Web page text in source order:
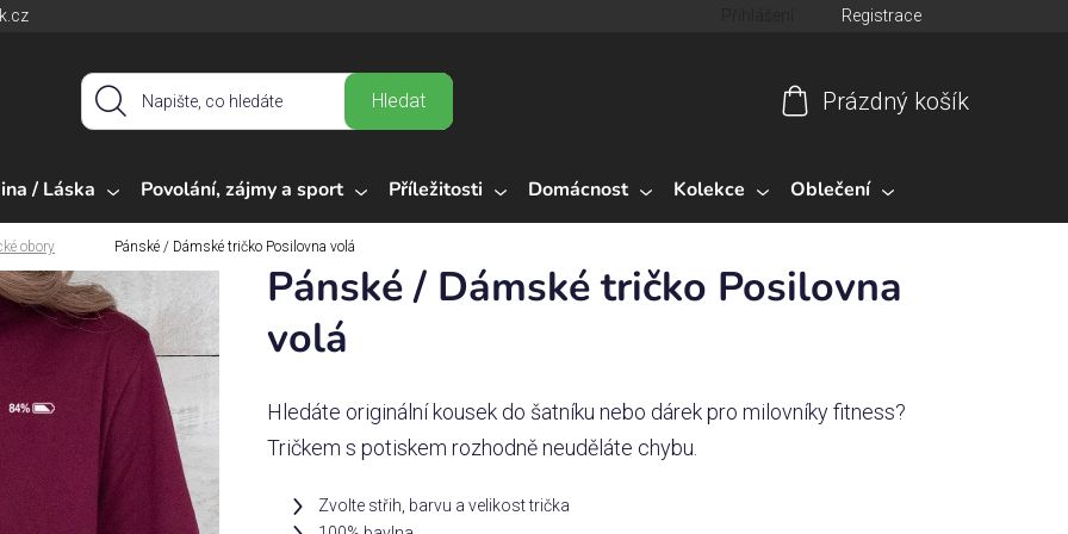
Registrace
Hledat
košík
Prázdný košík
/ Láska Povolání, zájmy a sport Příležitosti Domácnost Kolekce Oblečení
obory Pánské / Dámské tričko Posilovna volá
Pánské / Dámské tričko Posilovna
volá
Hledáte originální kousek do šatníku nebo dárek pro milovníky fitness?
Tričkem s potiskem rozhodně neuděláte chybu.
Zvolte střih, barvu a velikost trička